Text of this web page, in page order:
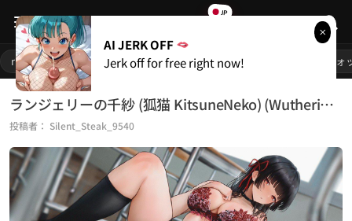
RULE34 JP
rule34 1girl 巨乳 ポルノ 変態おっぱい オーバーウォ
人気リンク
始める
ライブカメラ
無料ポルノ
ランジェリーの千紗 (狐猫 KitsuneNeko) (Wuthering Waves)
投稿者： Silent_Steak_9540
AI JERK OFF
Jerk off for free right now!